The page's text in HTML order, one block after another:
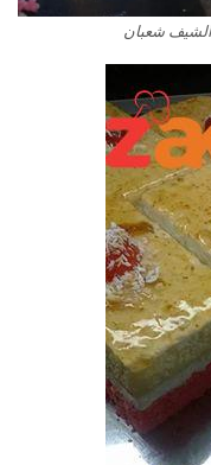
الشيف شعبان